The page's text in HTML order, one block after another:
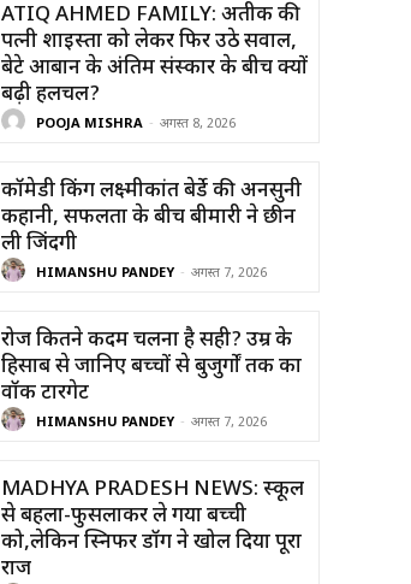
ATIQ AHMED FAMILY: अतीक की
पत्नी शाइस्ता को लेकर फिर उठे सवाल,
बेटे आबान के अंतिम संस्कार के बीच क्यों
बढ़ी हलचल?
POOJA MISHRA - अगस्त 8, 2026
कॉमेडी किंग लक्ष्मीकांत बेर्डे की अनसुनी
कहानी, सफलता के बीच बीमारी ने छीन
ली जिंदगी
HIMANSHU PANDEY - अगस्त 7, 2026
रोज कितने कदम चलना है सही? उम्र के
हिसाब से जानिए बच्चों से बुजुर्गों तक का
वॉक टारगेट
HIMANSHU PANDEY - अगस्त 7, 2026
MADHYA PRADESH NEWS: स्कूल
से बहला-फुसलाकर ले गया बच्ची
को,लेकिन स्निफर डॉग ने खोल दिया पूरा
राज